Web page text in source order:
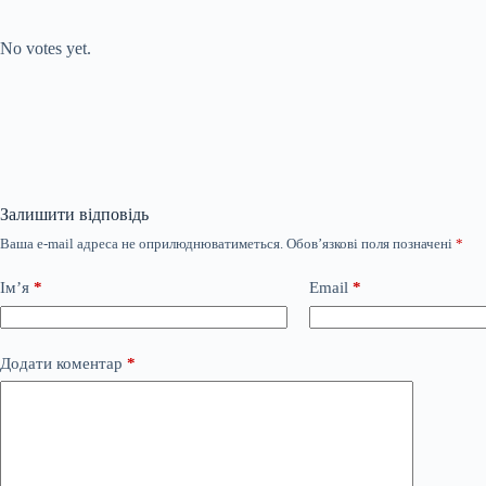
No votes yet.
Залишити відповідь
Ваша e-mail адреса не оприлюднюватиметься. Обов’язкові поля позначені *
Ім’я * Email *
Додати коментар *